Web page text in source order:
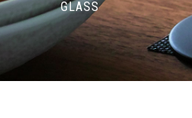
GLASS